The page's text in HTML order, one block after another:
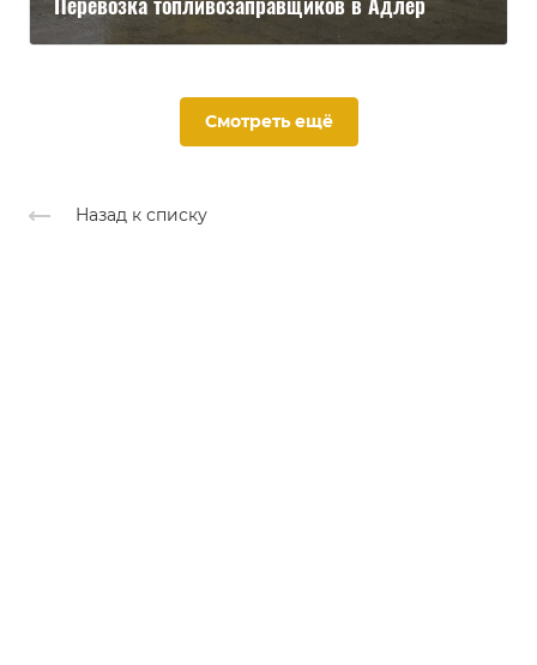
Смотреть ещё
Назад к списку